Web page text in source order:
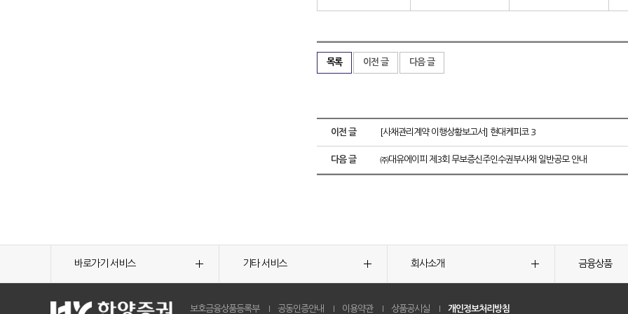
목록 이전 글 다음 글
이전 글 [사채관리계약 이행상황보고서] 현대케피코 3
다음 글 ㈜대유에이피 제3회 무보증신주인수권부사채 일반공모 안내
바로가기 서비스 기타 서비스 회사소개 금융상품
보호금융상품등록부 공동인증안내 이용약관 상품공시실 개인정보처리방침